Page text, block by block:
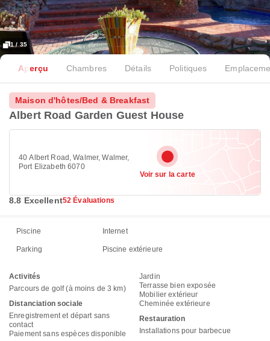
1 / 35
Aperçu Chambres Détails Politiques
Maison d'hôtes/Bed & Breakfast
Albert Road Garden Guest House
40 Albert Road, Walmer, Walmer,
Port Elizabeth 6070
Voir sur la carte
8.8 Excellent52 Évaluations
Piscine Internet
Parking Piscine extérieure
Activités
Parcours de golf (à moins de 3 km)
Distanciation sociale
Enregistrement et départ sans
contact
Paiement sans espèces disponible
Jardin
Terrasse bien exposée
Mobilier extérieur
Cheminée extérieure
Restauration
Installations pour barbecue